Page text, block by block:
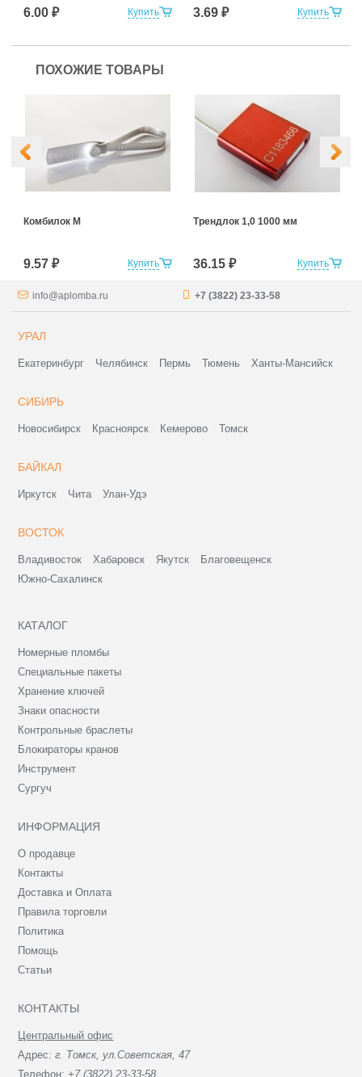
Купить
6.00 ₽ Купить
3.69 ₽
ПОХОЖИЕ ТОВАРЫ
Купить
Комбилок М
9.57 ₽ Купить
Трендлок 1,0 1000 мм
36.15 ₽
info@aplomba.ru +7 (3822) 23-33-58
УРАЛ
Екатеринбург Челябинск Пермь Тюмень Ханты-Мансийск
СИБИРЬ
Новосибирск Красноярск Кемерово Томск
БАЙКАЛ
Иркутск Чита Улан-Удэ
ВОСТОК
Владивосток Хабаровск Якутск
Благовещенск
Южно-Сахалинск
КАТАЛОГ
Номерные пломбы
Специальные пакеты
Хранение ключей
Знаки опасности
Контрольные браслеты
Блокираторы кранов
Инструмент
Сургуч
ИНФОРМАЦИЯ
О продавце
Контакты
Доставка и Оплата
Правила торговли
Политика
Помощь
Статьи
КОНТАКТЫ
Центральный офис
Адрес:г. Томск, ул.Советская, 47
Телефон: +7 (3822) 23-33-58